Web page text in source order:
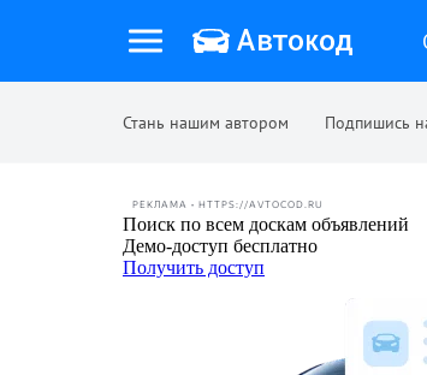
Стань нашим автором Подпишись
РЕКЛАМА • HTTPS://AVTOCOD.RU